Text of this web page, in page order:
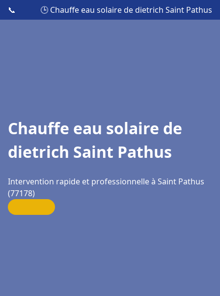
📞 🕒 Chauffe eau solaire de dietrich Saint Pathus
Chauffe eau solaire de
dietrich Saint Pathus
Intervention rapide et professionnelle à Saint Pathus
(77178)